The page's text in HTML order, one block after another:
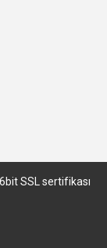
SSL sertifikası